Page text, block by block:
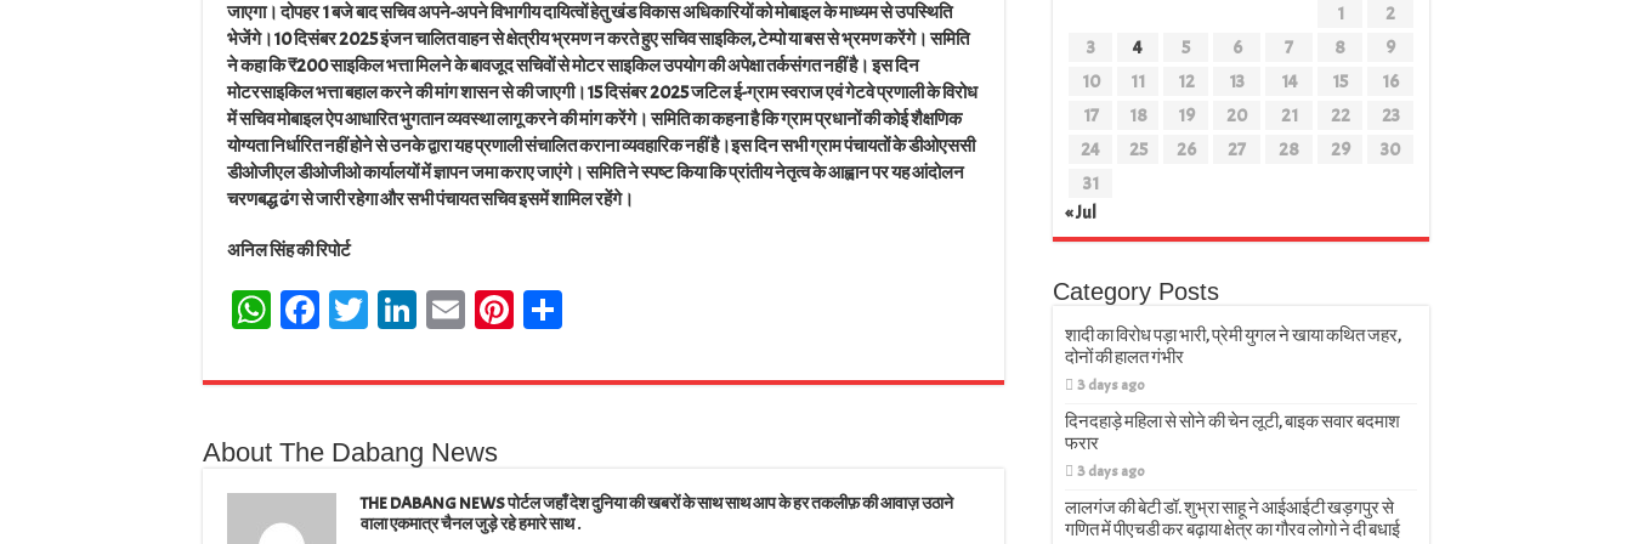
जाएगा। दोपहर 1 बजे बाद सचिव अपने-अपने विभागीय दायित्वों हेतु खंड विकास अधिकारियों को मोबाइल के माध्यम से उपस्थिति
भेजेंगे।10 दिसंबर 2025 इंजन चालित वाहन से क्षेत्रीय भ्रमण न करते हुए सचिव साइकिल, टेम्पो या बस से भ्रमण करेंगे। समिति
ने कहा कि ₹200 साइकिल भत्ता मिलने के बावजूद सचिवों से मोटर साइकिल उपयोग की अपेक्षा तर्कसंगत नहीं है। इस दिन
मोटरसाइकिल भत्ता बहाल करने की मांग शासन से की जाएगी।15 दिसंबर 2025 जटिल ई-ग्राम स्वराज एवं गेटवे प्रणाली के विरोध
में सचिव मोबाइल ऐप आधारित भुगतान व्यवस्था लागू करने की मांग करेंगे। समिति का कहना है कि ग्राम प्रधानों की कोई शैक्षणिक
योग्यता निर्धारित नहीं होने से उनके द्वारा यह प्रणाली संचालित कराना व्यवहारिक नहीं है।इस दिन सभी ग्राम पंचायतों के डीओएससी
डीओजीएल डीओजीओ कार्यालयों में ज्ञापन जमा कराए जाएंगे। समिति ने स्पष्ट किया कि प्रांतीय नेतृत्व के आह्वान पर यह आंदोलन
चरणबद्ध ढंग से जारी रहेगा और सभी पंचायत सचिव इसमें शामिल रहेंगे।
अनिल सिंह की रिपोर्ट
W
ts
pp
Fa
bo
T
tt
Li
ed
E
ail
Pi
er e
About The Dabang News
THE DABANG NEWS पोर्टल जहाँ देश दुनिया की खबरों के साथ साथ आप के हर तकलीफ़ की आवाज़ उठाने
वाला एकमात्र चैनल जुड़े रहे हमारे साथ .
1
2
3
4 5 6 7 8
9
10
11 12 13 14 15
16
17
18 19 20 21 22
23
24
25 26 27 28 29
30
31
« Jul
Category Posts
शादी का विरोध पड़ा भारी, प्रेमी युगल ने खाया कथित जहर,
दोनों की हालत गंभीर
3 days ago
दिनदहाड़े महिला से सोने की चेन लूटी, बाइक सवार बदमाश
फरार
3 days ago
लालगंज की बेटी डॉ. शुभ्रा साहू ने आईआईटी खड़गपुर से
गणित में पीएचडी कर बढ़ाया क्षेत्र का गौरव लोगो ने दी बधाई